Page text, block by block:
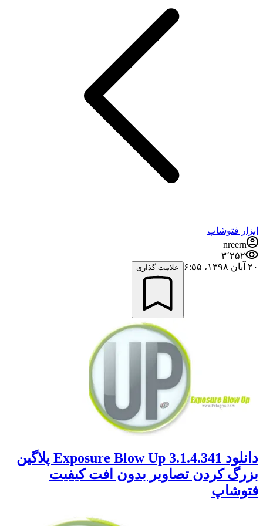
ابزار فتوشاپ
nreern
۳٬۲۵۲
۲۰ آبان ۱۳۹۸،‏ ۶:۵۵
علامت گذاری
دانلود Exposure Blow Up 3.1.4.341 پلاگین
بزرگ کردن تصاویر بدون افت کیفیت
فتوشاپ